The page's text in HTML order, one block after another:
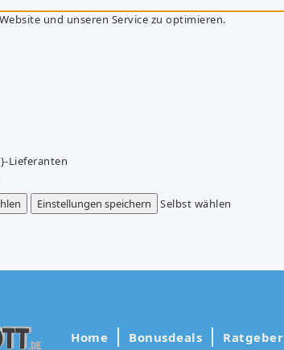
und unseren Service zu optimieren.
Lieferanten
Einstellungen speichern
Selbst wählen
Home Bonusdeals Ratgeber